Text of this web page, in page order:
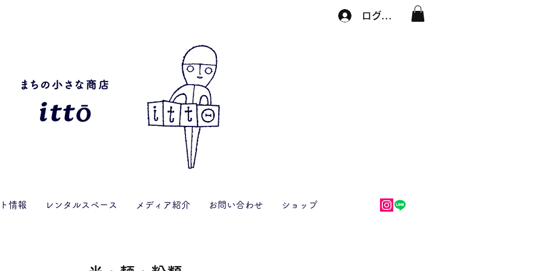
ログイン
情報 レンタルスペース メディア紹介 お問い合わせ ショップ